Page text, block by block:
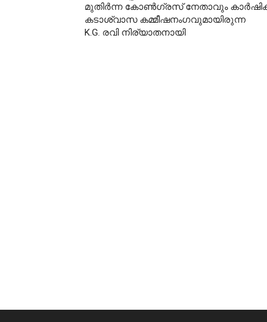
മുതിർന്ന കോൺഗ്രസ് നേതാവും
കടാശ്വാസ കമ്മീഷനംഗവുമായിരുന്ന
K.G. രവി നിര്യാതനായി